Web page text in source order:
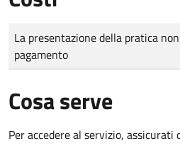
Tipo di pagamento
Importo
La presentazione della pratica
pagamento
Cosa serve
Per accedere al servizio, assicurati